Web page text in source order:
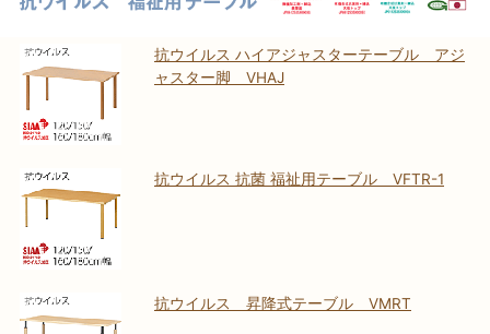
抗ウイルス ハイアジャスターテーブル アジ
ャスター脚 VHAJ
抗ウイルス 抗菌 福祉用テーブル VFTR-1
抗ウイルス 昇降式テーブル VMRT